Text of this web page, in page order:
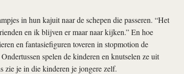
in hun kajuit naar de schepen die passeren. “Het
en ik blijven er maar naar kijken.” En hoe
en fantasiefiguren toveren in stopmotion de
spelen de kinderen en knutselen ze uit
zie je in die kinderen je jongere zelf.